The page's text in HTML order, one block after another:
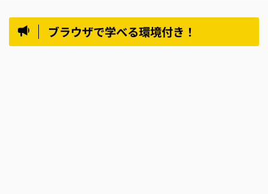
ブラウザで学べる環境付き！